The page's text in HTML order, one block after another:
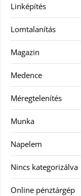
Linképítés
Lomtalanítás
Magazin
Medence
Méregtelenítés
Munka
Napelem
Nincs kategorizálva
Online pénztárgép